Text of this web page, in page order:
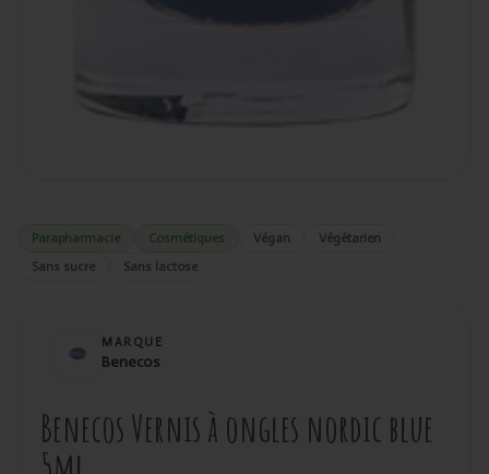
Parapharmacie Cosmétiques Végan
Végétarien
Sans sucre
Sans lactose
MARQUE
Benecos
Benecos Vernis à ongles nordic blue